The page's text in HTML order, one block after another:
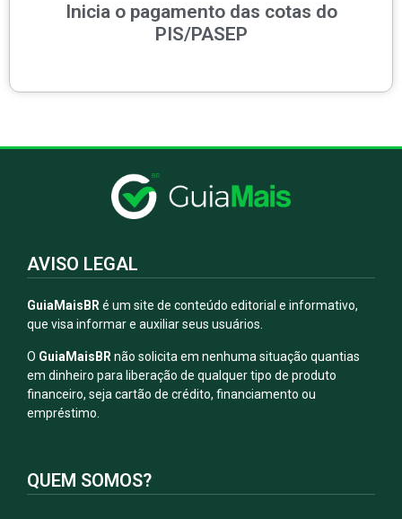
Inicia o pagamento das cotas do
PIS/PASEP
AVISO LEGAL
GuiaMaisBR é um site de conteúdo editorial e informativo,
que visa informar e auxiliar seus usuários.
O GuiaMaisBR não solicita em nenhuma situação quantias
em dinheiro para liberação de qualquer tipo de produto
financeiro, seja cartão de crédito, financiamento ou
empréstimo.
QUEM SOMOS?